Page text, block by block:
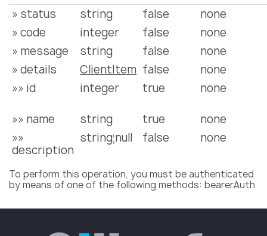
» status string false
none
» code
integer false
none
» message
string false
none
» details
ClientItem false
none
»» id
integer true none
»» name string true
none
»»
description
string¦null false none
To perform this operation, you must be authenticated
by means of one of the following methods: bearerAuth